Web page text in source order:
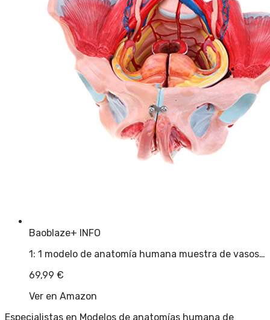
Baoblaze+ INFO
1: 1 modelo de anatomía humana muestra de vasos…
69,99 €
Ver en Amazon
Especialistas en Modelos de anatomías humana de